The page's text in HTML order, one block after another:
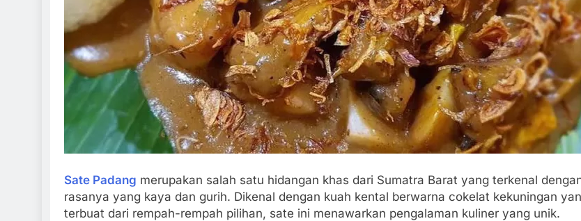
Sate Padang merupakan salah satu hidangan khas dari Sumatra Barat yang terkenal
rasanya yang kaya dan gurih. Dikenal dengan kuah kental berwarna cokelat kekuningan
terbuat dari rempah-rempah pilihan, sate ini menawarkan pengalaman kuliner yang unik.